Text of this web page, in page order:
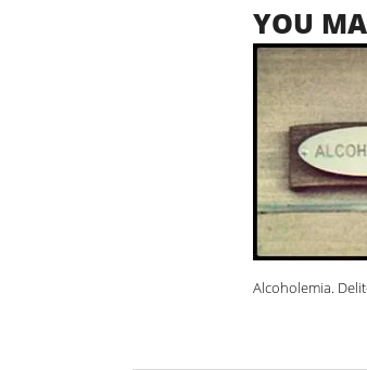
YOU
Alcoholemia.